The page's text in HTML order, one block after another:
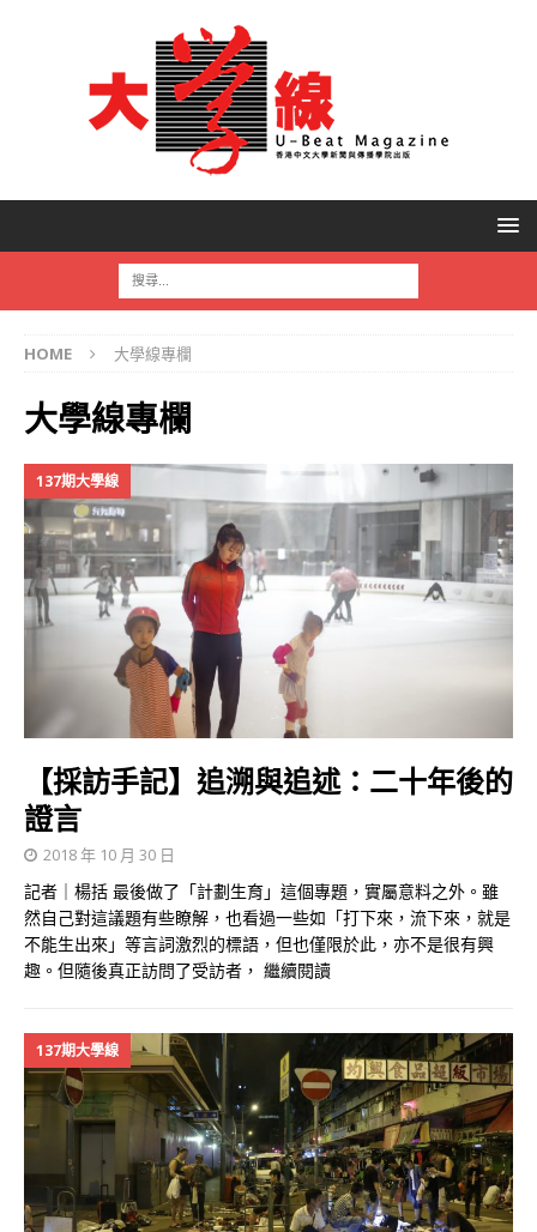
HOME 大學線專欄
大學線專欄
137期大學線
【採訪手記】追溯與追述：二十年後的
證言
2018 年 10 月 30 日
記者｜楊括 最後做了「計劃生育」這個專題，實屬意料之外。雖
然自己對這議題有些瞭解，也看過一些如「打下來，流下來，就是
不能生出來」等言詞激烈的標語，但也僅限於此，亦不是很有興
趣。但隨後真正訪問了受訪者， 繼續閱讀
137期大學線